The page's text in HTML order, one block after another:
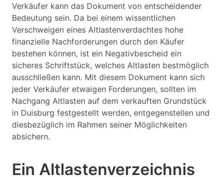
Verkäufer kann das Dokument von entscheidender
Bedeutung sein. Da bei einem wissentlichen
Verschweigen eines Altlastenverdachtes hohe
finanzielle Nachforderungen durch den Käufer
bestehen können, ist ein Negativbescheid ein
sicheres Schriftstück, welches Altlasten bestmöglich
ausschließen kann. Mit diesem Dokument kann sich
jeder Verkäufer etwaigen Forderungen, sollten im
Nachgang Altlasten auf dem verkauften Grundstück
in Duisburg festgestellt werden, entgegenstellen und
diesbezüglich im Rahmen seiner Möglichkeiten
absichern.
Ein Altlastenverzeichnis